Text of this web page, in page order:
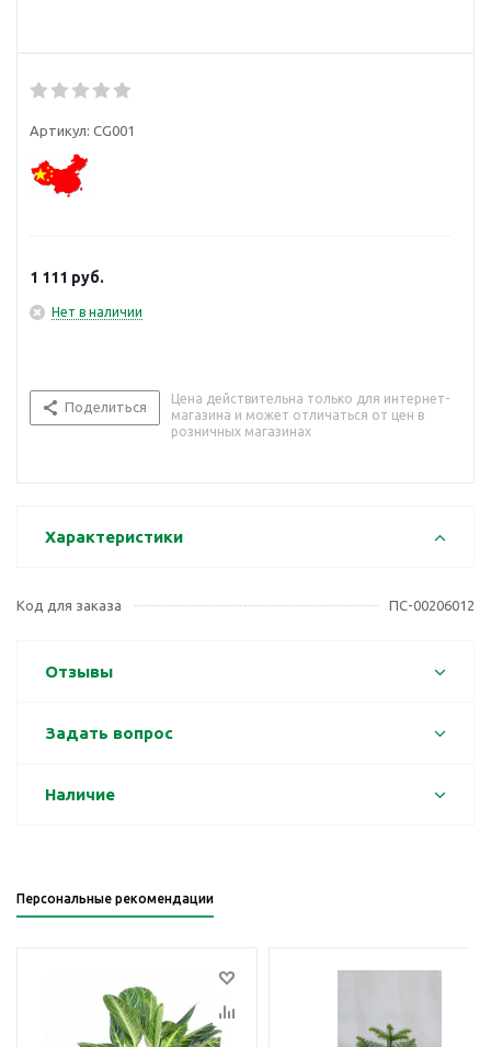
Артикул: CG001
1 111 руб.
Нет в наличии
Поделиться
Цена действительна только для интернет-
магазина и может отличаться от цен в
розничных магазинах
Характеристики
Код для заказа ПС-00206012
Отзывы
Задать вопрос
Наличие
Персональные рекомендации